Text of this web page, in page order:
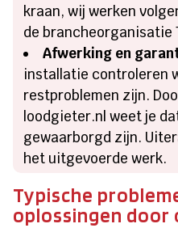
kraan, wij werken
de brancheorganisatie
Afwerking en
installatie controleren
restproblemen zijn.
loodgieter.nl weet je
gewaarborgd zijn.
het uitgevoerde werk.
Typische
oplossingen